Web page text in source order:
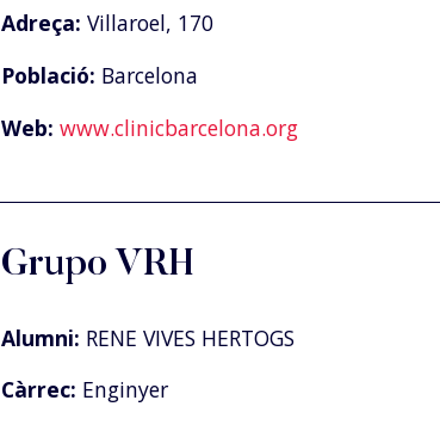
Adreça: Villaroel, 170
Població: Barcelona
Web: www.clinicbarcelona.org
Grupo VRH
Alumni: RENE VIVES HERTOGS
Càrrec: Enginyer